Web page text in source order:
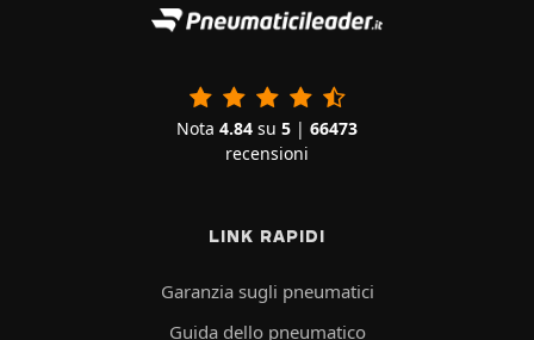
Nota 4.84 su 5 | 66473
recensioni
LINK RAPIDI
Garanzia sugli pneumatici
Guida dello pneumatico